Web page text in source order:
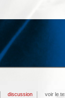
discussion voir le